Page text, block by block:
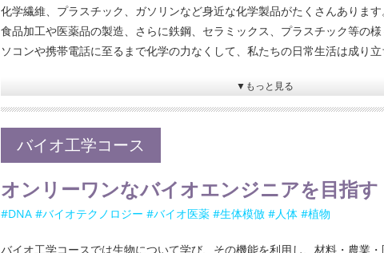
化学繊維、プラスチック、ガソリンなど身近な化学製品がたくさんあります
食品加工や医薬品の製造、さらに鉄鋼、セラミックス、プラスチック等の
ソコンや携帯電話に至るまで化学の力なくして、私たちの日常生活は成り立
▼もっと見る
バイオ工学コース
オンリーワンなバイオエンジニアを目指す
#DNA #バイオテクノロジー #バイオ医薬 #生体模倣 #人体 #植物
バイオ工学コースでは生物について学び、その機能を利用し、材料・農業